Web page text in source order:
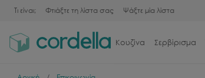
Τι είναι; Φτιάξτε τη λίστα σας Ψάξτε μία λίστα
Κουζίνα Σερβίρισμα